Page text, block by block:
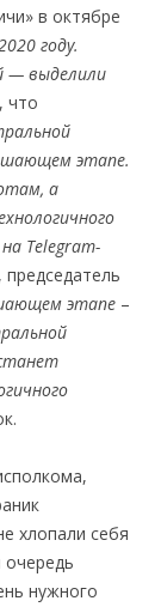
в октябре
году.
— выделили
, что
этапе.
а
Telegram-
председатель
этапе –
хлопали себя
нужного